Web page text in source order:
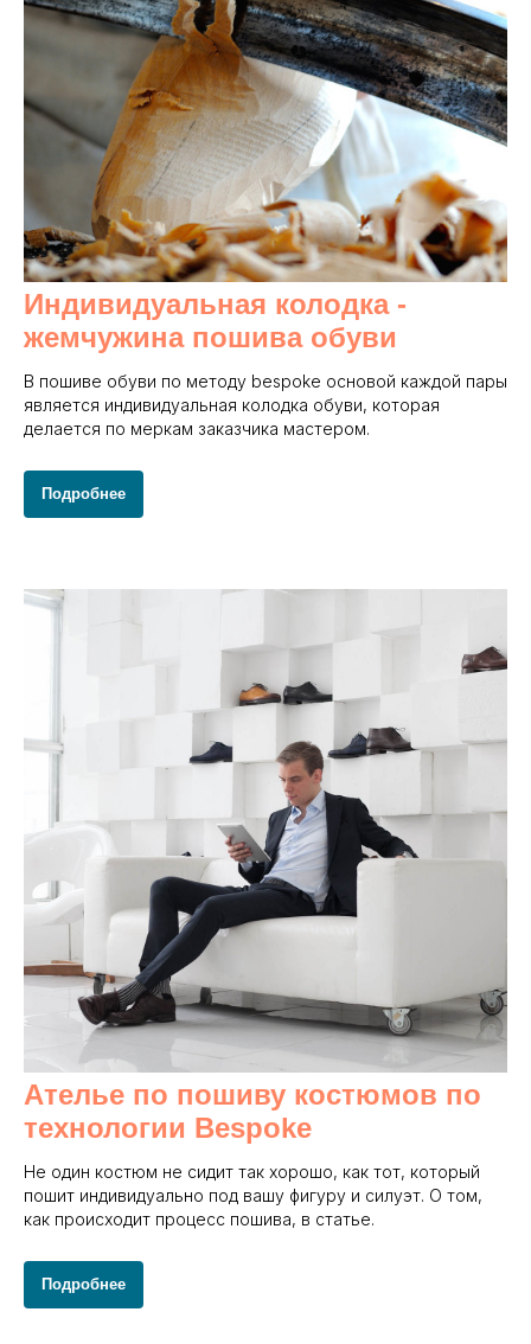
Индивидуальная колодка -
жемчужина пошива обуви
В пошиве обуви по методу bespoke основой каждой пары
является индивидуальная колодка обуви, которая
делается по меркам заказчика мастером.
Подробнее
Ателье по пошиву костюмов по
технологии Bespoke
Не один костюм не сидит так хорошо, как тот, который
пошит индивидуально под вашу фигуру и силуэт. О том,
как происходит процесс пошива, в статье.
Подробнее